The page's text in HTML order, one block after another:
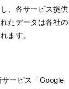
、各サービス提供
たデータは各社の
ます。
ービス「Google